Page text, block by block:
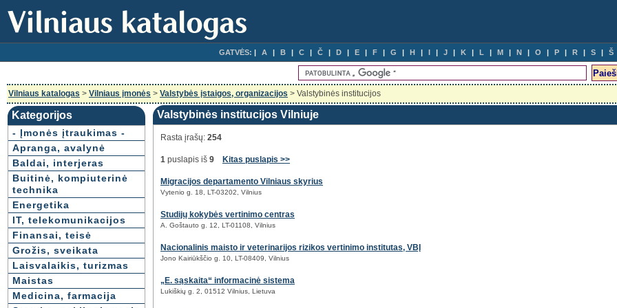
GATVĖS: A B C Č D E F G H I J K L M N O P R S Š
Vilniaus katalogas > Vilniaus įmonės > Valstybės įstaigos, organizacijos > Valstybinės institucijos
Kategorijos
- Įmonės įtraukimas -
Apranga, avalynė
Baldai, interjeras
Buitinė, kompiuterinė
technika
Energetika
IT, telekomunikacijos
Finansai, teisė
Grožis, sveikata
Laisvalaikis, turizmas
Maistas
Medicina, farmacija
Valstybinės institucijos Vilniuje
Rasta įrašų: 254
1 puslapis iš 9 Kitas puslapis >>
Migracijos departamento Vilniaus skyrius
Vytenio g. 18, LT-03202, Vilnius
Studijų kokybės vertinimo centras
A. Goštauto g. 12, LT-01108, Vilnius
Nacionalinis maisto ir veterinarijos rizikos vertinimo institutas, VBĮ
Jono Kairiūkščio g. 10, LT-08409, Vilnius
„E. sąskaita“ informacinė sistema
Lukiškių g. 2, 01512 Vilnius, Lietuva